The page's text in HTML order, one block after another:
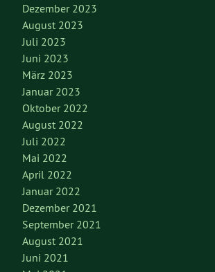
Dezember 2023
August 2023
Juli 2023
Juni 2023
März 2023
Januar 2023
Oktober 2022
August 2022
Juli 2022
Mai 2022
April 2022
Januar 2022
Dezember 2021
September 2021
August 2021
Juni 2021